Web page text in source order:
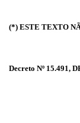
(*) ESTE TEXTO
Decreto Nº 15.491,